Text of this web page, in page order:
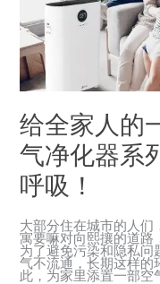
给全家人的
气净化器系
呼吸！
大部分住在城市的人们
寓要嘛对向熙攘的道路
为了避免污染和隐私问
气不流通，长期这样的
此，为家里添置一部空
物：
HERO
空
气
净
化
器
系
—
守
护
家
的
健
呼
吸！